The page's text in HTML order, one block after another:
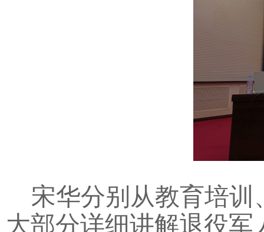
宋华分别从教育培
大部分详细讲解退役